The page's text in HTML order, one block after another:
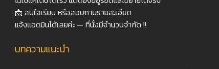
📩 สนใจเรียน หรือสอบถามรายละเอียด
แจ้งแอดมินได้เลยค่ะ — ที่นั่งมีจำนวนจำกัด !!
บทความแนะนำ